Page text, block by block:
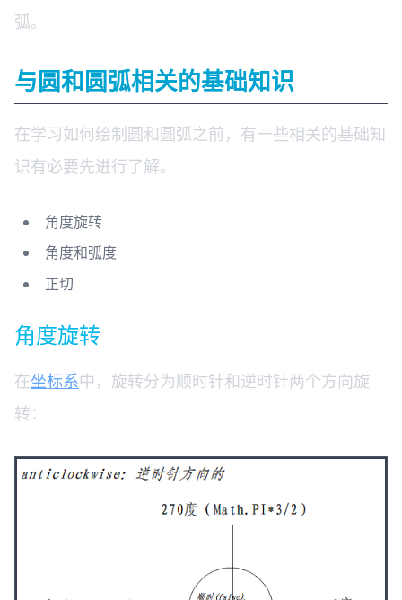
弧。
与圆和圆弧相关的基础知识
在学习如何绘制圆和圆弧之前，有一些相关的基础知
识有必要先进行了解。
角度旋转
角度和弧度
正切
角度旋转
在坐标系中，旋转分为顺时针和逆时针两个方向旋
转：